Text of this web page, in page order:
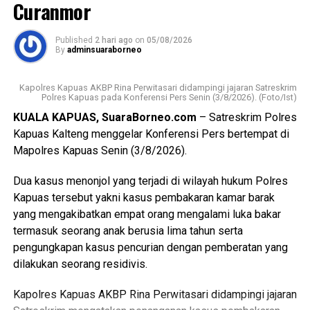
WhatsApp
tergolong rentan sekaligus memperkuat pelaksanaan
transformasi Posyandu yang kini tidak hanya berfokus
pada pelayanan kesehatan ibu dan anak, tetapi juga
mencakup enam bidang Standar Pelayanan Minimal.
Ia mengatakan keberhasilan implementasi Posyandu 6
Bidang SPM memerlukan kolaborasi seluruh pihak mulai
dari pemerintah daerah pemerintah kecamatan pemerintah
desa tenaga kesehatan kader Posyandu hingga
“Oleh karena itu sinergi lintas sektor menjadi kunci agar
berbagai persoalan kesehatan dan sosial dapat dideteksi
sejak dini serta ditangani secara cepat dan tepat, ” katanya.
Lebih lanjut ia mengatakan melalui kegiatan tersebut Tim
Pembina Posyandu Kabupaten Kapuas juga memperkuat
koordinasi.
Curanmor
Published 2 hari ago on 05/08/2026
By adminsuaraborneo
Kapolres Kapuas AKBP Rina Perwitasari didampingi jajaran Satreskrim
Polres Kapuas pada Konferensi Pers Senin (3/8/2026). (Foto/Ist)
KUALA KAPUAS, SuaraBorneo.com – Satreskrim Polres
Kapuas Kalteng menggelar Konferensi Pers bertempat di
Mapolres Kapuas Senin (3/8/2026).
Dua kasus menonjol yang terjadi di wilayah hukum Polres
Kapuas tersebut yakni kasus pembakaran kamar barak
yang mengakibatkan empat orang mengalami luka bakar
termasuk seorang anak berusia lima tahun serta
pengungkapan kasus pencurian dengan pemberatan yang
dilakukan seorang residivis.
Kapolres Kapuas AKBP Rina Perwitasari didampingi jajaran